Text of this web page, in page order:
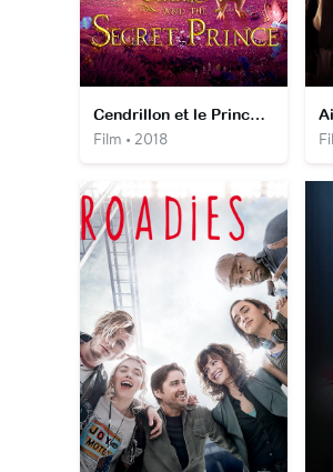
Cendrillon et le Prince Secret
Film • 2018